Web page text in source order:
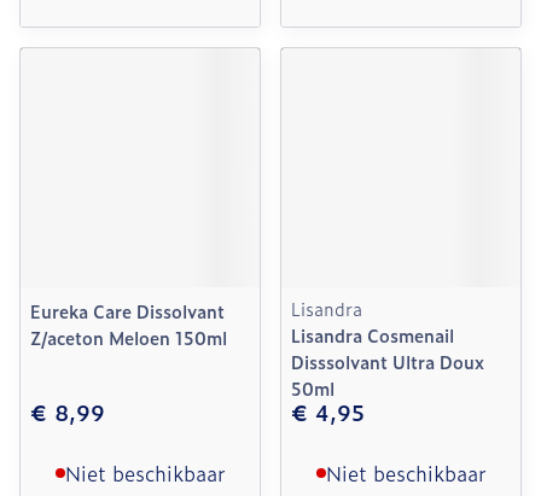
Eureka Care Dissolvant
Z/aceton Meloen 150ml
€ 8,99
Niet beschikbaar
Lisandra
Lisandra Cosmenail
Disssolvant Ultra Doux
50ml
€ 4,95
Niet beschikbaar